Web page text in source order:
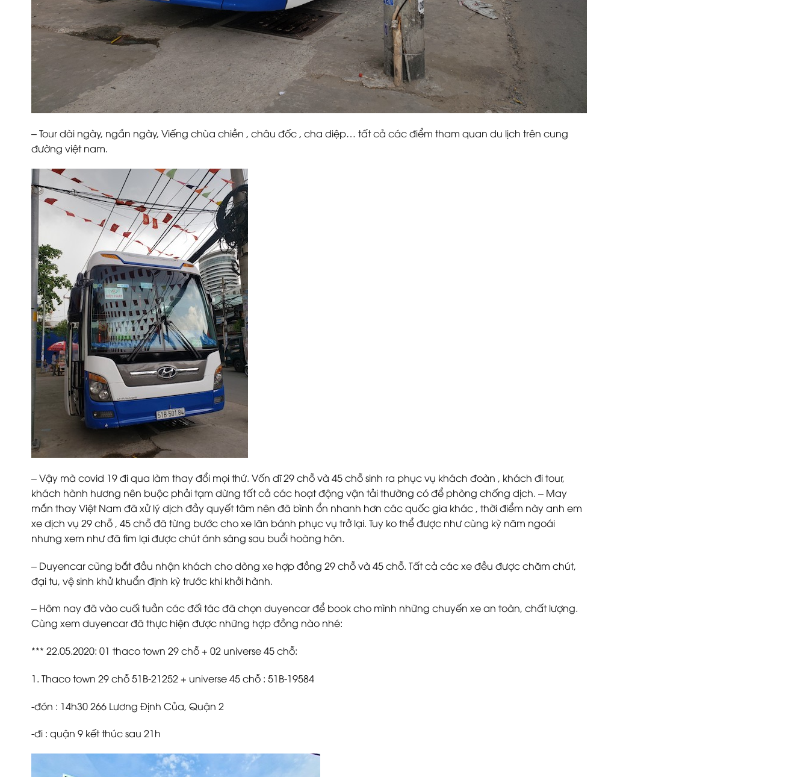
– Tour dài ngày, ngắn ngày, Viếng chùa chiền , châu đốc , cha diệp… tất cả các điểm tham quan du lịch trên cung
đường việt nam.
– Vậy mà covid 19 đi qua làm thay đổi mọi thứ. Vốn dĩ 29 chỗ và 45 chỗ sinh ra phục vụ khách đoàn , khách đi tour,
khách hành hương nên buộc phải tạm dừng tất cả các hoạt động vận tải thường có để phòng chống dịch. – May
mắn thay Việt Nam đã xử lý dịch đầy quyết tâm nên đã bình ổn nhanh hơn các quốc gia khác , thời điểm này anh em
xe dịch vụ 29 chỗ , 45 chỗ đã từng bước cho xe lăn bánh phục vụ trở lại. Tuy ko thể được như cùng kỳ năm ngoái
nhưng xem như đã tìm lại được chút ánh sáng sau buổi hoàng hôn.
– Duyencar cũng bắt đầu nhận khách cho dòng xe hợp đồng 29 chỗ và 45 chỗ. Tất cả các xe đều được chăm chút,
đại tu, vệ sinh khử khuẩn định kỳ trước khi khởi hành.
– Hôm nay đã vào cuối tuần các đối tác đã chọn duyencar để book cho mình những chuyến xe an toàn, chất lượng.
Cùng xem duyencar đã thực hiện được những hợp đồng nào nhé:
*** 22.05.2020: 01 thaco town 29 chỗ + 02 universe 45 chỗ:
1. Thaco town 29 chỗ 51B-21252 + universe 45 chỗ : 51B-19584
-đón : 14h30 266 Lương Định Của, Quận 2
-đi : quận 9 kết thúc sau 21h